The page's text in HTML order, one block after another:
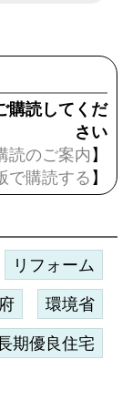
購読してくだ
さい
読のご案内 】
で購読する 】
リフォーム
環境省
期優良住宅